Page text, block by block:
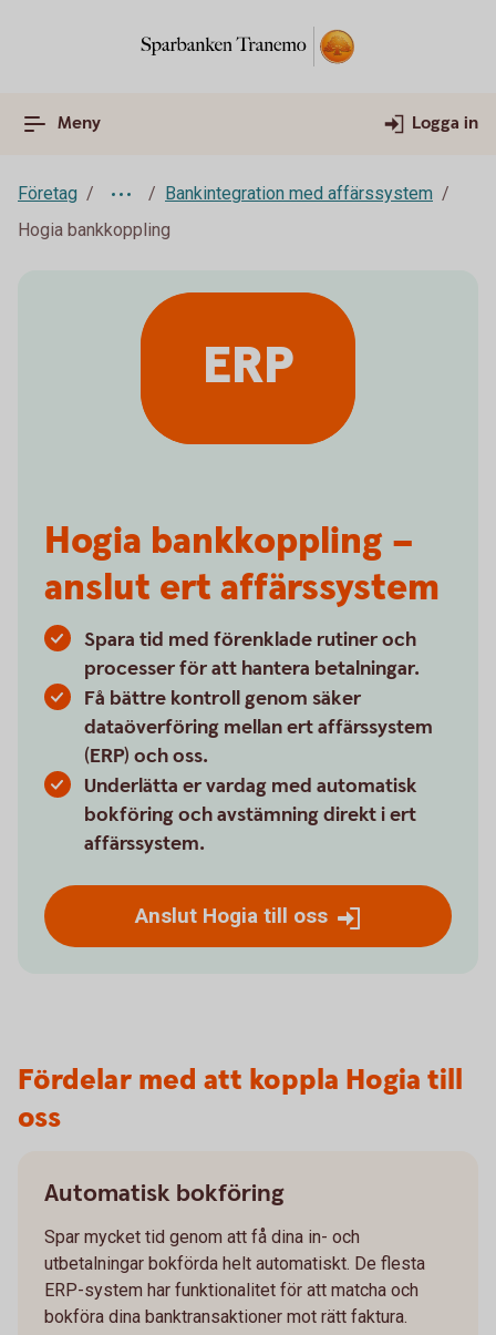
Meny Logga in
Företag
Bankintegration med affärssystem
Hogia bankkoppling
Hogia bankkoppling –
anslut ert affärssystem
Spara tid med förenklade rutiner och
processer för att hantera betalningar.
Få bättre kontroll genom säker
dataöverföring mellan ert affärssystem
(ERP) och oss.
Underlätta er vardag med automatisk
bokföring och avstämning direkt i ert
affärssystem.
Anslut Hogia till oss
ERP
Fördelar med att koppla Hogia till
oss
Automatisk bokföring
Spar mycket tid genom att få dina in- och
utbetalningar bokförda helt automatiskt. De flesta
ERP-system har funktionalitet för att matcha och
bokföra dina banktransaktioner mot rätt faktura.